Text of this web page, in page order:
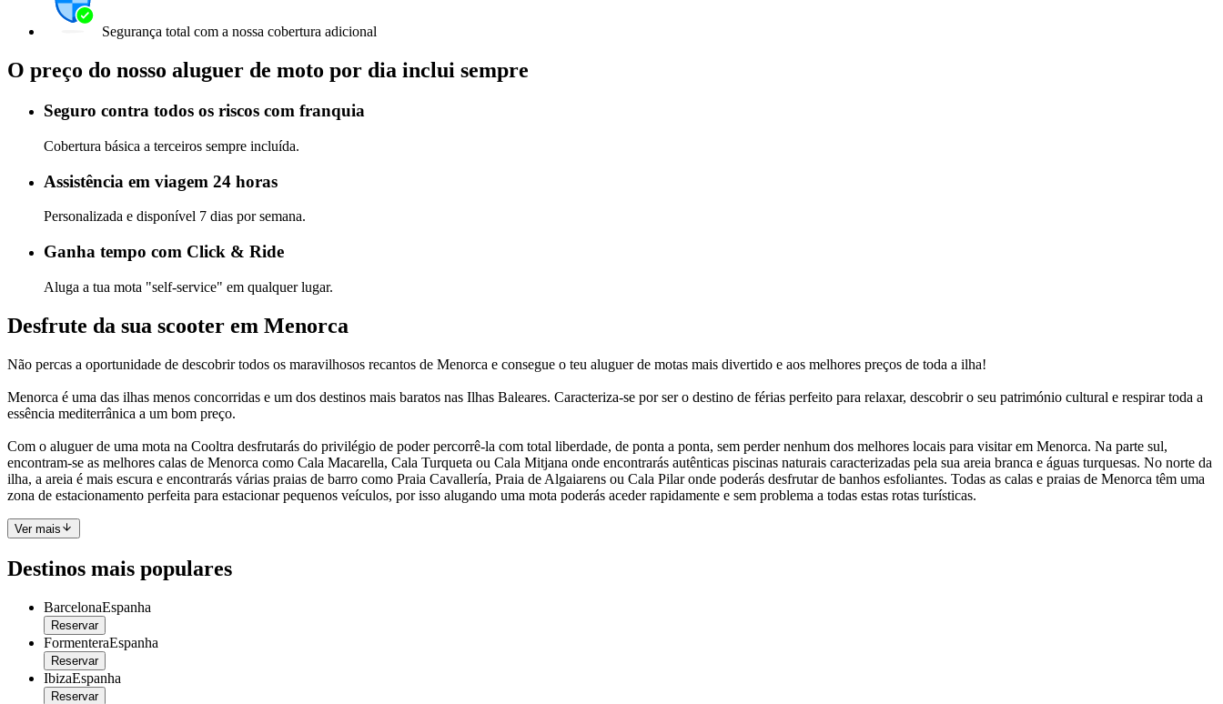
Segurança total com a nossa cobertura adicional
O preço do nosso aluguer de moto por dia inclui sempre
Seguro contra todos os riscos com franquia
Cobertura básica a terceiros sempre incluída.
Assistência em viagem 24 horas
Personalizada e disponível 7 dias por semana.
Ganha tempo com Click & Ride
Aluga a tua mota "self-service" em qualquer lugar.
Desfrute da sua scooter em Menorca
Não percas a oportunidade de descobrir todos os maravilhosos recantos de Menorca e consegue o teu aluguer de motas mais divertido e aos melhores preços de toda a ilha!
Menorca é uma das ilhas menos concorridas e um dos destinos mais baratos nas Ilhas Baleares. Caracteriza-se por ser o destino de férias perfeito para relaxar, descobrir o seu património cultural e respirar toda a
essência mediterrânica a um bom preço.
Com o aluguer de uma mota na Cooltra desfrutarás do privilégio de poder percorrê-la com total liberdade, de ponta a ponta, sem perder nenhum dos melhores locais para visitar em Menorca. Na parte sul,
encontram-se as melhores calas de Menorca como Cala Macarella, Cala Turqueta ou Cala Mitjana onde encontrarás autênticas piscinas naturais caracterizadas pela sua areia branca e águas turquesas. No norte da
ilha, a areia é mais escura e encontrarás várias praias de barro como Praia Cavallería, Praia de Algaiarens ou Cala Pilar onde poderás desfrutar de banhos esfoliantes. Todas as calas e praias de Menorca têm uma
zona de estacionamento perfeita para estacionar pequenos veículos, por isso alugando uma mota poderás aceder rapidamente e sem problema a todas estas rotas turísticas.
Ver mais
Destinos mais populares
BarcelonaEspanha
Reservar
FormenteraEspanha
Reservar
IbizaEspanha
Reservar